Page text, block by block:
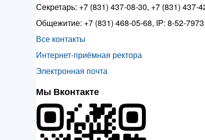
Секретарь: +7 (831) 437-08-30, +7 (831) 437-
Общежитие: +7 (831) 468-05-68, IP: 8-52-
Все контакты
Интернет-приёмная ректора
Электронная почта
Мы Вконтакте